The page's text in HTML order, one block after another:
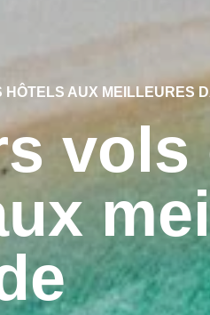
HÔTELS AUX MEILLEURES